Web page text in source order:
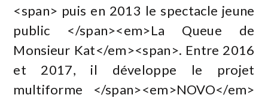
<span> puis en 2013 le spectacle jeune
public </span><em>La Queue de
Monsieur Kat</em><span>. Entre 2016
et 2017, il développe le projet
multiforme </span><em>NOVO</em>